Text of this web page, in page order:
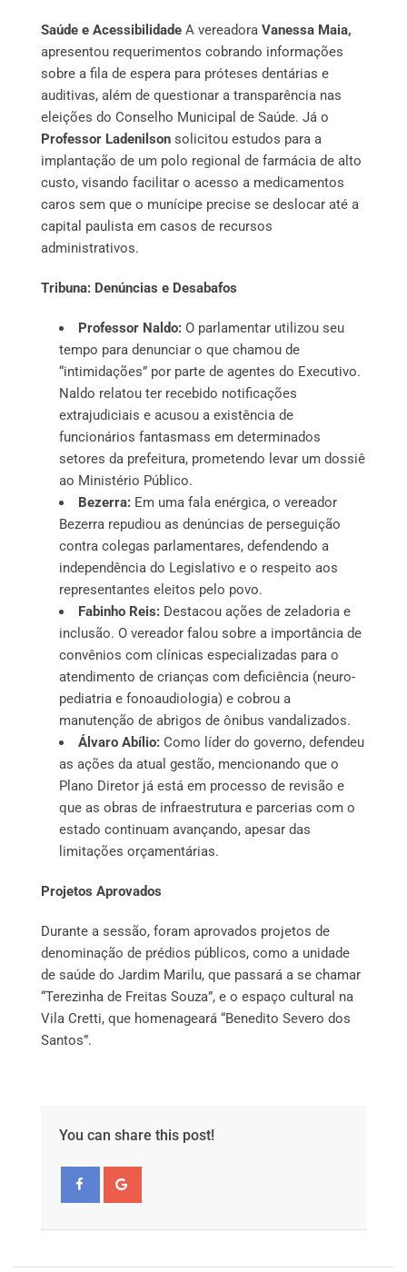
Saúde e Acessibilidade A vereadora Vanessa Maia,
apresentou requerimentos cobrando informações
sobre a fila de espera para próteses dentárias e
auditivas, além de questionar a transparência nas
eleições do Conselho Municipal de Saúde. Já o
Professor Ladenilson solicitou estudos para a
implantação de um polo regional de farmácia de alto
custo, visando facilitar o acesso a medicamentos
caros sem que o munícipe precise se deslocar até a
capital paulista em casos de recursos
administrativos.
Tribuna: Denúncias e Desabafos
Professor Naldo: O parlamentar utilizou seu
tempo para denunciar o que chamou de
“intimidações” por parte de agentes do Executivo.
Naldo relatou ter recebido notificações
extrajudiciais e acusou a existência de
funcionários fantasmass em determinados
setores da prefeitura, prometendo levar um dossiê
ao Ministério Público.
Bezerra: Em uma fala enérgica, o vereador
Bezerra repudiou as denúncias de perseguição
contra colegas parlamentares, defendendo a
independência do Legislativo e o respeito aos
representantes eleitos pelo povo.
Fabinho Reis: Destacou ações de zeladoria e
inclusão. O vereador falou sobre a importância de
convênios com clínicas especializadas para o
atendimento de crianças com deficiência (neuro-
pediatria e fonoaudiologia) e cobrou a
manutenção de abrigos de ônibus vandalizados.
Álvaro Abílio: Como líder do governo, defendeu
as ações da atual gestão, mencionando que o
Plano Diretor já está em processo de revisão e
que as obras de infraestrutura e parcerias com o
estado continuam avançando, apesar das
limitações orçamentárias.
Projetos Aprovados
Durante a sessão, foram aprovados projetos de
denominação de prédios públicos, como a unidade
de saúde do Jardim Marilu, que passará a se chamar
“Terezinha de Freitas Souza”, e o espaço cultural na
Vila Cretti, que homenageará “Benedito Severo dos
Santos”.
You can share this post!